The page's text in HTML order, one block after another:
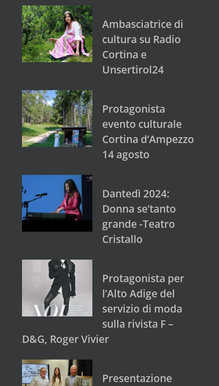
Ambasciatrice di
cultura su Radio
Cortina e
Unsertirol24
Protagonista
evento culturale
Cortina d’Ampezzo
14 agosto
Dantedì 2024:
Donna se’tanto
grande -Teatro
Cristallo
Protagonista per
l’Alto Adige del
servizio di moda
sulla rivista F –
D&G, Roger Vivier
Presentazione